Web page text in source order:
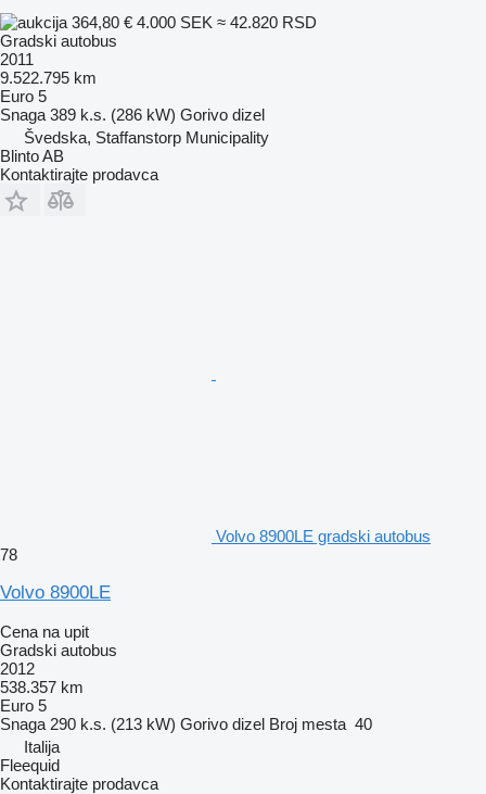
364,80 € 4.000 SEK ≈ 42.820 RSD
Gradski autobus
2011
9.522.795 km
Euro 5
Snaga 389 k.s. (286 kW) Gorivo dizel
Švedska, Staffanstorp Municipality
Blinto AB
Kontaktirajte prodavca
Volvo 8900LE gradski autobus
78
Volvo 8900LE
Cena na upit
Gradski autobus
2012
538.357 km
Euro 5
Snaga 290 k.s. (213 kW) Gorivo dizel Broj mesta 40
Italija
Fleequid
Kontaktirajte prodavca